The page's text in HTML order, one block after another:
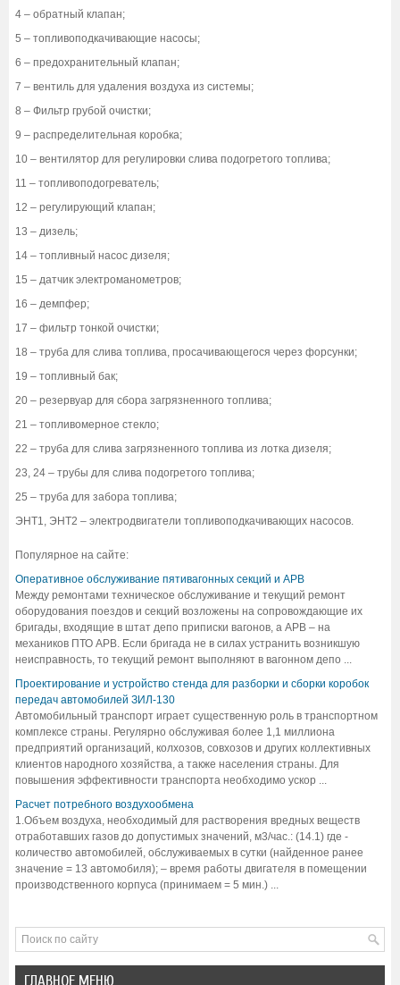
4 – обратный клапан;
5 – топливоподкачивающие насосы;
6 – предохранительный клапан;
7 – вентиль для удаления воздуха из системы;
8 – Фильтр грубой очистки;
9 – распределительная коробка;
10 – вентилятор для регулировки слива подогретого топлива;
11 – топливоподогреватель;
12 – регулирующий клапан;
13 – дизель;
14 – топливный насос дизеля;
15 – датчик электроманометров;
16 – демпфер;
17 – фильтр тонкой очистки;
18 – труба для слива топлива, просачивающегося через форсунки;
19 – топливный бак;
20 – резервуар для сбора загрязненного топлива;
21 – топливомерное стекло;
22 – труба для слива загрязненного топлива из лотка дизеля;
23, 24 – трубы для слива подогретого топлива;
25 – труба для забора топлива;
ЭНТ1, ЭНТ2 – электродвигатели топливоподкачивающих насосов.
Популярное на сайте:
Оперативное обслуживание пятивагонных секций и АРВ
Между ремонтами техническое обслуживание и текущий ремонт
оборудования поездов и секций возложены на сопровождающие их
бригады, входящие в штат депо приписки вагонов, а АРВ – на
механиков ПТО АРВ. Если бригада не в силах устранить возникшую
неисправность, то текущий ремонт выполняют в вагонном депо ...
Проектирование и устройство стенда для разборки и сборки коробок
передач автомобилей ЗИЛ-130
Автомобильный транспорт играет существенную роль в транспортном
комплексе страны. Регулярно обслуживая более 1,1 миллиона
предприятий организаций, колхозов, совхозов и других коллективных
клиентов народного хозяйства, а также населения страны. Для
повышения эффективности транспорта необходимо ускор ...
Расчет потребного воздухообмена
1.Объем воздуха, необходимый для растворения вредных веществ
отработавших газов до допустимых значений, м3/час.: (14.1) где -
количество автомобилей, обслуживаемых в сутки (найденное ранее
значение = 13 автомобиля); – время работы двигателя в помещении
производственного корпуса (принимаем = 5 мин.) ...
ГЛАВНОЕ МЕНЮ